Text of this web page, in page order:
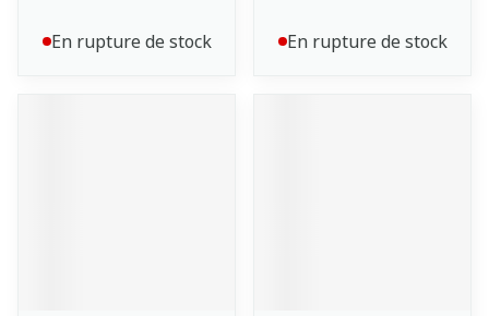
En rupture de stock En rupture de stock